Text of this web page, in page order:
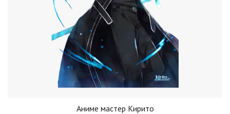
Аниме мастер Кирито